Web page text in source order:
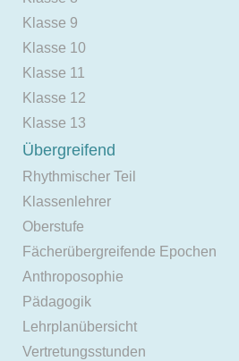
Klasse 9
Klasse 10
Klasse 11
Klasse 12
Klasse 13
Übergreifend
Rhythmischer Teil
Klassenlehrer
Oberstufe
Fächerübergreifende Epochen
Anthroposophie
Pädagogik
Lehrplanübersicht
Vertretungsstunden